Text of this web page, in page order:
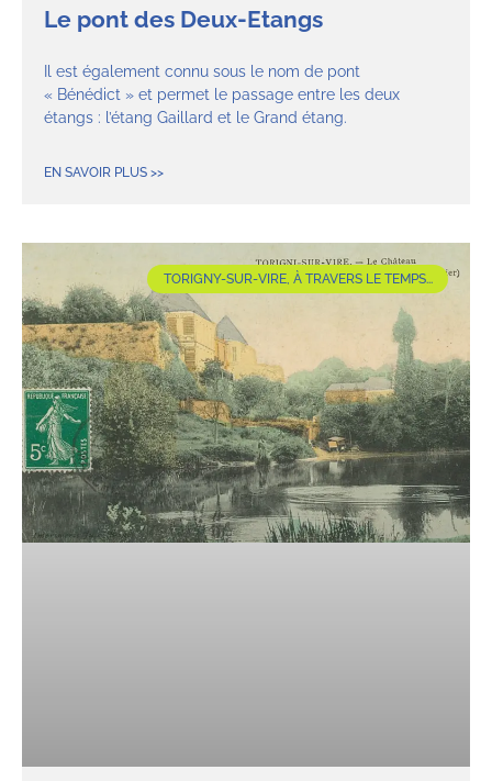
Le pont des Deux-Etangs
Il est également connu sous le nom de pont
« Bénédict » et permet le passage entre les deux
étangs : l’étang Gaillard et le Grand étang.
EN SAVOIR PLUS >>
TORIGNY-SUR-VIRE, À TRAVERS LE TEMPS...